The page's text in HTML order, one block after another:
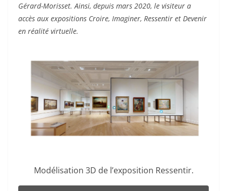
Gérard-Morisset. Ainsi, depuis mars 2020, le visiteur a
accès aux expositions Croire, Imaginer, Ressentir et Devenir
en réalité virtuelle.
Modélisation 3D de l’exposition Ressentir.